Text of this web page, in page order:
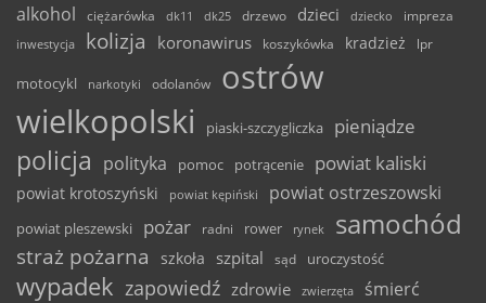
alkohol ciężarówka dk11 dk25 drzewo dzieci dziecko
impreza
inwestycja
kolizja koronawirus koszykówka kradzież lpr
motocykl narkotyki odolanów
ostrów
wielkopolski
piaski-szczygliczka pieniądze
policja polityka pomoc potrącenie powiat kaliski
powiat krotoszyński powiat kępiński powiat ostrzeszowski
powiat pleszewski pożar radni rower rynek samochód
straż pożarna szkoła szpital sąd uroczystość
wypadek zapowiedź zdrowie zwierzęta śmierć